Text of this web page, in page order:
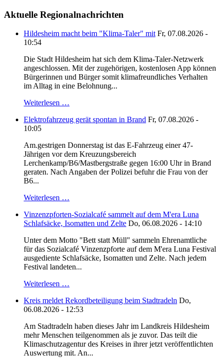
Aktuelle Regionalnachrichten
Hildesheim macht beim "Klima-Taler" mit Fr, 07.08.2026 -
10:54
Die Stadt Hildesheim hat sich dem Klima-Taler-Netzwerk
angeschlossen. Mit der zugehörigen, kostenlosen App können
Bürgerinnen und Bürger somit klimafreundliches Verhalten
im Alltag in eine Belohnung...
Weiterlesen …
Elektrofahrzeug gerät spontan in Brand Fr, 07.08.2026 -
10:05
Am.gestrigen Donnerstag ist das E-Fahrzeug einer 47-
Jährigen vor dem Kreuzungsbereich
Lerchenkamp/B6/Mastbergstraße gegen 16:00 Uhr in Brand
geraten. Nach Angaben der Polizei befuhr die Frau von der
B6...
Weiterlesen …
Vinzenzpforten-Sozialcafé sammelt auf dem M'era Luna
Schlafsäcke, Isomatten und Zelte Do, 06.08.2026 - 14:10
Unter dem Motto "Bett statt Müll" sammeln Ehrenamtliche
für das Sozialcafé Vinzenzpforte auf dem M'era Luna Festival
ausgediente Schlafsäcke, Isomatten und Zelte. Nach jedem
Festival landeten...
Weiterlesen …
Kreis meldet Rekordbeteiligung beim Stadtradeln Do,
06.08.2026 - 12:53
Am Stadtradeln haben dieses Jahr im Landkreis Hildesheim
mehr Menschen teilgenommen als je zuvor. Das teilt die
Klimaschutzagentur des Kreises in ihrer jetzt veröffentlichten
Auswertung mit. An...